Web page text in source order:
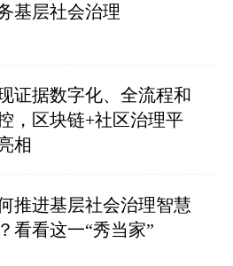
基层社会治理
证据数字化、全流程和
，区块链+社区治理平
相
推进基层社会治理智慧
看看这一“秀当家”